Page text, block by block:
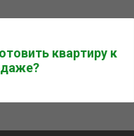
квартиру к